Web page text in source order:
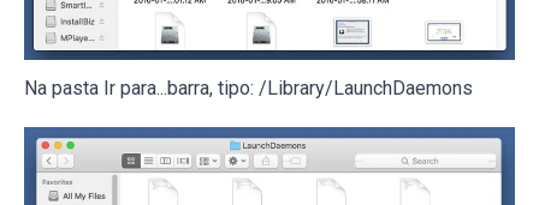
Na pasta Ir para...barra, tipo: /Library/LaunchDaemons